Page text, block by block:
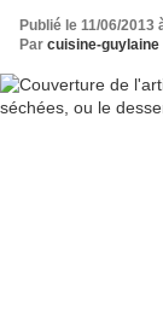
Publié le 11/06/2013
Par cuisine-guylaine